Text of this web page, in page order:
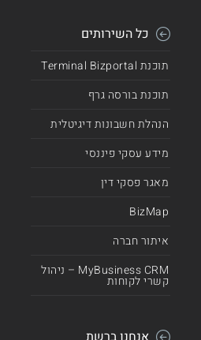
כל השירותים
תוכנת Terminal Bizportal
תוכנת בורסה גרף
הנהלת חשבונות דיגיטלית
מידע עסקי פיננסי
מאגר פסקי דין
BizMap
איתור חברה
MyBusiness CRM – ניהול
קשרי לקוחות